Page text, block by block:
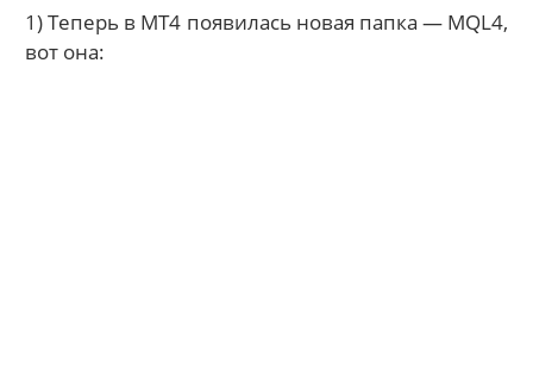
1) Теперь в МТ4 появилась новая папка — MQL4,
вот она: